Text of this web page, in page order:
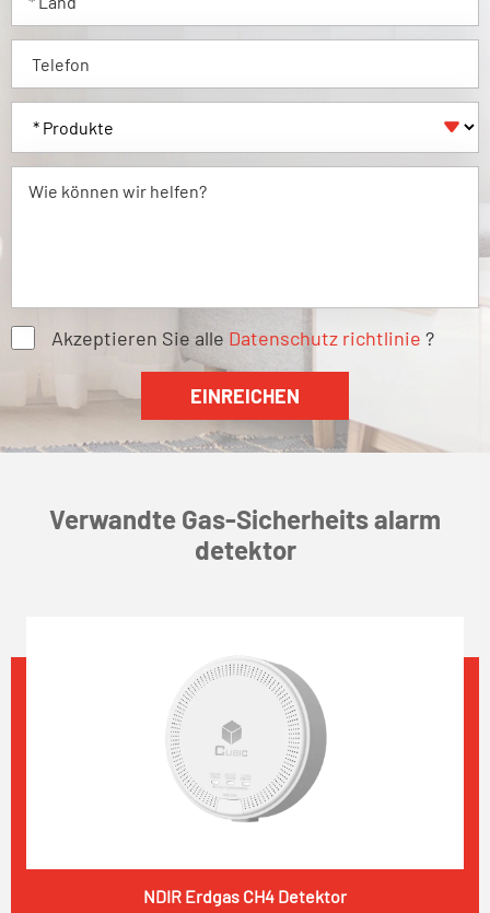

Akzeptieren Sie alle Datenschutz richtlinie ?
Verwandte Gas-Sicherheits alarm
detektor
NDIR Erdgas CH4 Detektor